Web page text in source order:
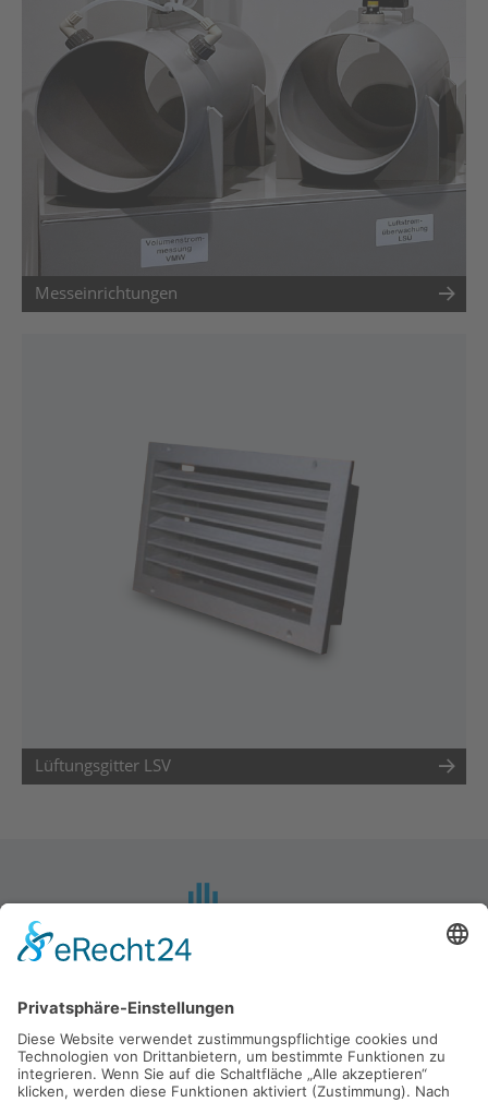
Messeinrichtungen
Lüftungsgitter LSV
Mietzsch GmbH Lufttechnik Dresden
01129 Dresden
Telefon: +49 (0)351 - 8433 0
Fax: +49 (0)351 - 8433 160